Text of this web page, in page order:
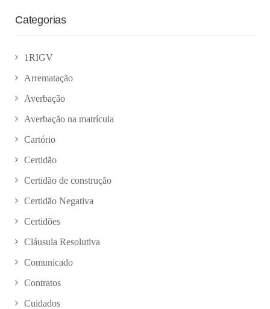
Categorias
1RIGV
Arrematação
Averbação
Averbação na matrícula
Cartório
Certidão
Certidão de construção
Certidão Negativa
Certidões
Cláusula Resolutiva
Comunicado
Contratos
Cuidados